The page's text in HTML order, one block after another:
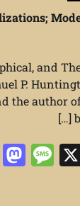
and
P.
the author
X